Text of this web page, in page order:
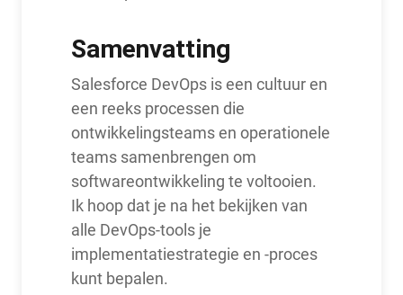
Samenvatting
Salesforce DevOps is een cultuur en
een reeks processen die
ontwikkelingsteams en operationele
teams samenbrengen om
softwareontwikkeling te voltooien.
Ik hoop dat je na het bekijken van
alle DevOps-tools je
implementatiestrategie en -proces
kunt bepalen.